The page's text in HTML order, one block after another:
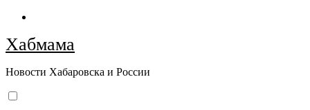
Перейти
содержимому
Хабмама
Новости Хабаровска и России